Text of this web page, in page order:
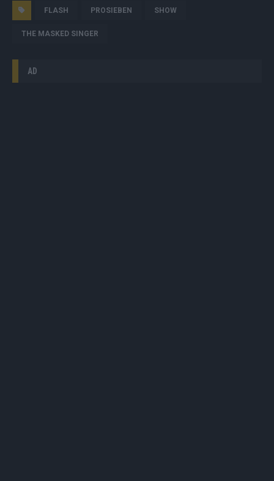
FLASH PROSIEBEN SHOW
THE MASKED SINGER
AD